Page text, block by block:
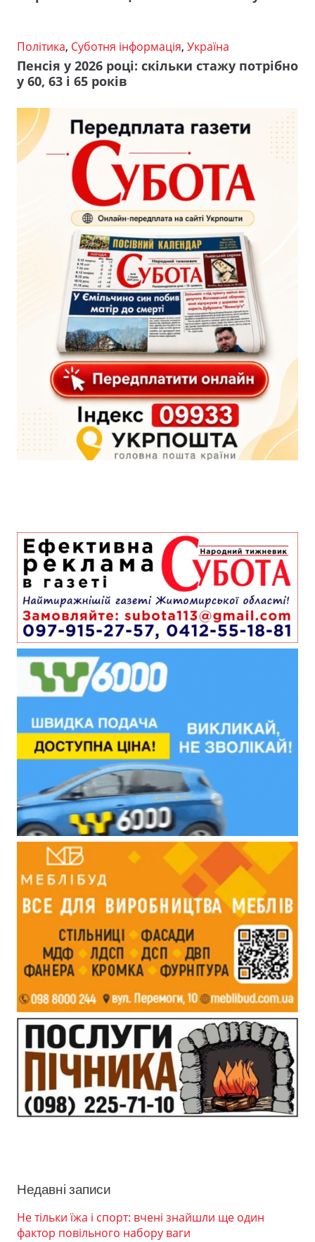
Політика, Суботня інформація, Україна
Пенсія у 2026 році: скільки стажу потрібно
у 60, 63 і 65 років
Недавні записи
Не тільки їжа і спорт: вчені знайшли ще один
фактор повільного набору ваги